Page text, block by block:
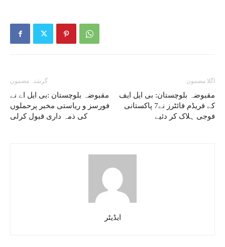
گزشتہ مضمون
مقبوضہ بلوچستان :بی ایل اے نے
فورسز و ریاستی مخبر پرحملوں
کی ذمہ داری قبول کرلی
اگلا مضمون
مقبوضہ بلوچستان: بی ایل ایف
کے فریڈم فائٹرز نے7 پاکستانی
فوجی ہلاک کر دئیے
ایڈیٹر